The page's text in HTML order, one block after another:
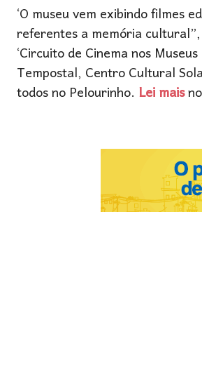
‘O museu vem exibindo filmes
referentes a memória
‘Circuito de Cinema nos
Tempostal, Centro Cultural
todos no Pelourinho.Lei mais